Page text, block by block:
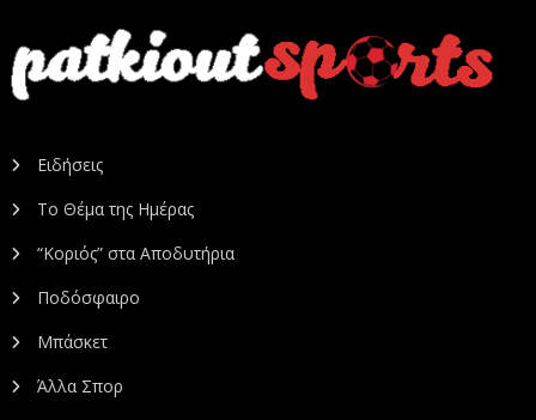
Ειδήσεις
Το Θέμα της Ημέρας
“Κοριός” στα Αποδυτήρια
Ποδόσφαιρο
Μπάσκετ
Άλλα Σπορ